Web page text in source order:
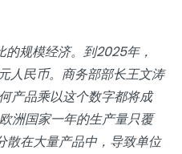
的规模经济。到2025年，
人民币。商务部部长王文涛
产品乘以这个数字都将成
洲国家一年的生产量只覆
散在大量产品中，导致单位